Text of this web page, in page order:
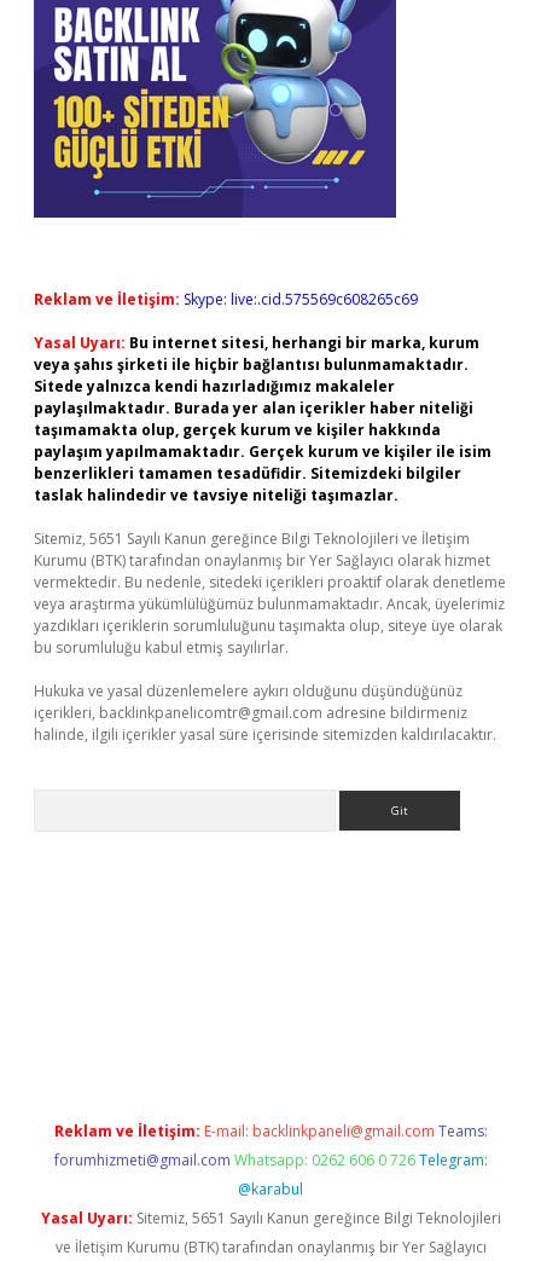
Reklam ve İletişim: Skype: live:.cid.575569c608265c69
Yasal Uyarı: Bu internet sitesi, herhangi bir marka, kurum
veya şahıs şirketi ile hiçbir bağlantısı bulunmamaktadır.
Sitede yalnızca kendi hazırladığımız makaleler
paylaşılmaktadır. Burada yer alan içerikler haber niteliği
taşımamakta olup, gerçek kurum ve kişiler hakkında
paylaşım yapılmamaktadır. Gerçek kurum ve kişiler ile isim
benzerlikleri tamamen tesadüfidir. Sitemizdeki bilgiler
taslak halindedir ve tavsiye niteliği taşımazlar.
Sitemiz, 5651 Sayılı Kanun gereğince Bilgi Teknolojileri ve İletişim
Kurumu (BTK) tarafından onaylanmış bir Yer Sağlayıcı olarak hizmet
vermektedir. Bu nedenle, sitedeki içerikleri proaktif olarak denetleme
veya araştırma yükümlülüğümüz bulunmamaktadır. Ancak, üyelerimiz
yazdıkları içeriklerin sorumluluğunu taşımakta olup, siteye üye olarak
bu sorumluluğu kabul etmiş sayılırlar.
Hukuka ve yasal düzenlemelere aykırı olduğunu düşündüğünüz
içerikleri, backlinkpanelicomtr@gmail.com adresine bildirmeniz
halinde, ilgili içerikler yasal süre içerisinde sitemizden kaldırılacaktır.
Reklam ve İletişim: E-mail: backlinkpaneli@gmail.com Teams:
forumhizmeti@gmail.com Whatsapp: 0262 606 0 726 Telegram:
@karabul
Yasal Uyarı: Sitemiz, 5651 Sayılı Kanun gereğince Bilgi Teknolojileri
ve İletişim Kurumu (BTK) tarafından onaylanmış bir Yer Sağlayıcı